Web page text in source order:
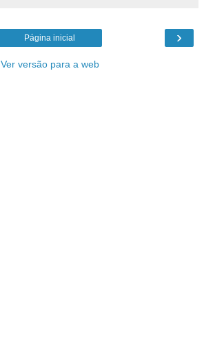
›
Página inicial
Ver versão para a web